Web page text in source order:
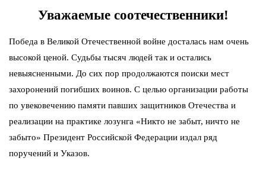
Уважаемые соотечественники!
Победа в Великой Отечественной войне досталась нам очень
высокой ценой. Судьбы тысяч людей так и остались
невыясненными. До сих пор продолжаются поиски мест
захоронений погибших воинов. С целью организации работы
по увековечению памяти павших защитников Отечества и
реализации на практике лозунга «Никто не забыт, ничто не
забыто» Президент Российской Федерации издал ряд
поручений и Указов.